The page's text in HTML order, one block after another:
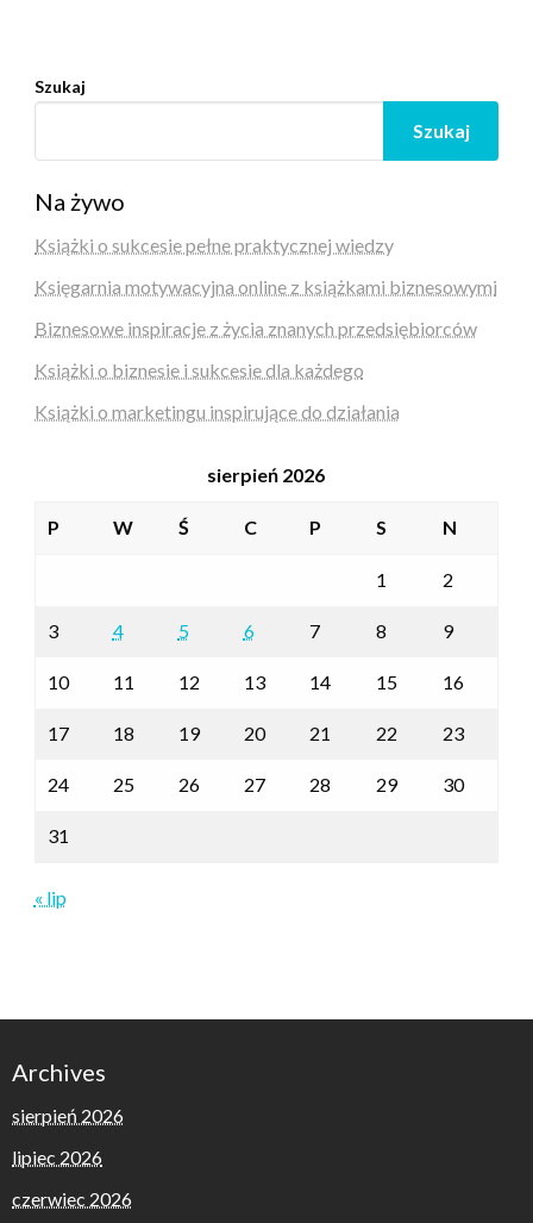
Szukaj
Szukaj
Na żywo
Książki o sukcesie pełne praktycznej wiedzy
Księgarnia motywacyjna online z książkami biznesowymi
Biznesowe inspiracje z życia znanych przedsiębiorców
Książki o biznesie i sukcesie dla każdego
Książki o marketingu inspirujące do działania
sierpień 2026
P W Ś C P S N
1 2
3 4 5 6 7 8 9
10 11 12 13 14 15 16
17 18 19 20 21 22 23
24 25 26 27 28 29 30
31
« lip
Archives
sierpień 2026
lipiec 2026
czerwiec 2026